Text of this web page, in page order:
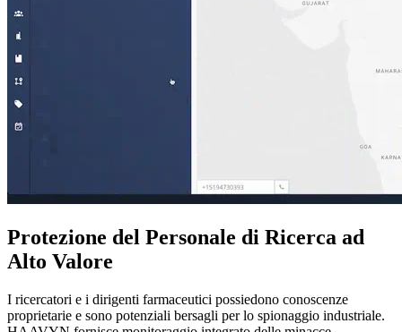
Protezione del Personale di Ricerca ad
Alto Valore
I ricercatori e i dirigenti farmaceutici possiedono conoscenze
proprietarie e sono potenziali bersagli per lo spionaggio industriale.